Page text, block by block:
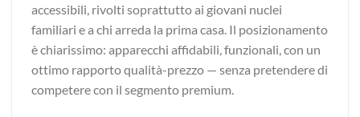
accessibili, rivolti soprattutto ai giovani nuclei
familiari e a chi arreda la prima casa. Il posizionamento
è chiarissimo: apparecchi affidabili, funzionali, con un
ottimo rapporto qualità-prezzo — senza pretendere di
competere con il segmento premium.